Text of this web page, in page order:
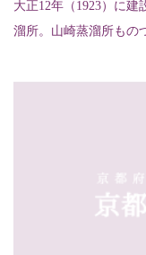
大正12年（1923）に
溜所。山崎蒸溜所もの
のテイスティン...